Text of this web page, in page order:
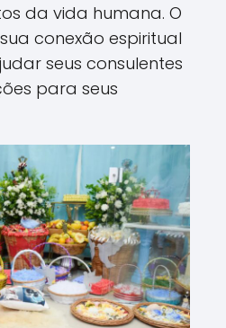
da vida humana. O
conexão espiritual
seus consulentes
para seus